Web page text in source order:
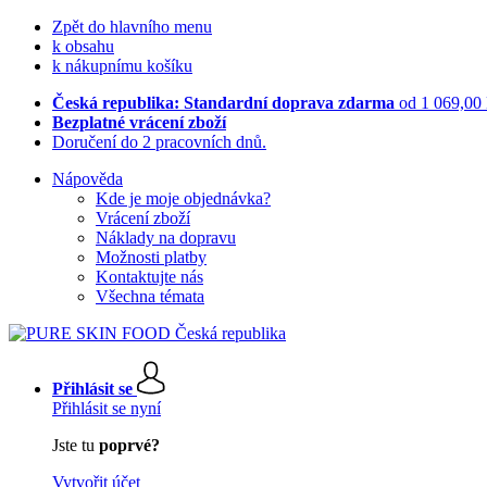
Zpět do hlavního menu
k obsahu
k nákupnímu košíku
Česká republika: Standardní doprava zdarma od 1 069,00
Bezplatné vrácení zboží
Doručení do 2 pracovních dnů.
Nápověda
Kde je moje objednávka?
Vrácení zboží
Náklady na dopravu
Možnosti platby
Kontaktujte nás
Všechna témata
Přihlásit se
Přihlásit se nyní
Jste tu poprvé?
Vytvořit účet